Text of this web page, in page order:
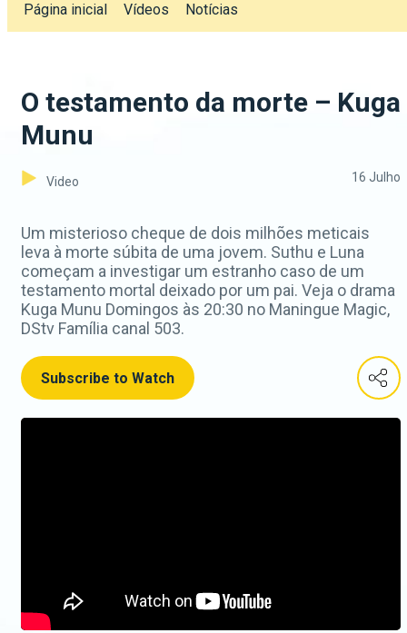
Página inicial Vídeos Notícias
O testamento da morte – Kuga
Munu
Video 16 Julho
Um misterioso cheque de dois milhões meticais
leva à morte súbita de uma jovem. Suthu e Luna
começam a investigar um estranho caso de um
testamento mortal deixado por um pai. Veja o drama
Kuga Munu Domingos às 20:30 no Maningue Magic,
DStv Família canal 503.
Subscribe to Watch